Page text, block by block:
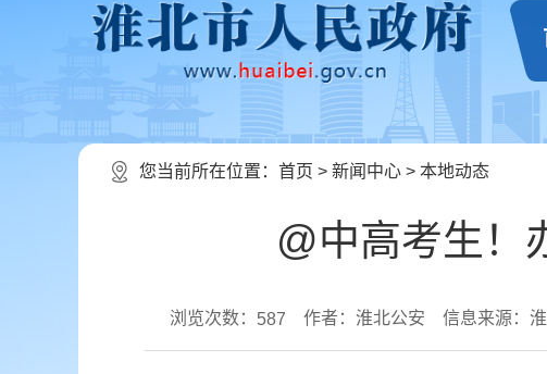
您当前所在位置： 首页 > 新闻中心 > 本地动态
@中高考生！
浏览次数： 587 作者：淮北公安 信息来源：